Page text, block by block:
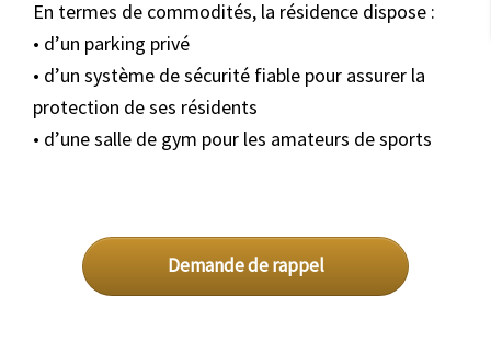
En termes de commodités, la résidence dispose :
• d’un parking privé
• d’un système de sécurité fiable pour assurer la
protection de ses résidents
• d’une salle de gym pour les amateurs de sports
Demande de rappel